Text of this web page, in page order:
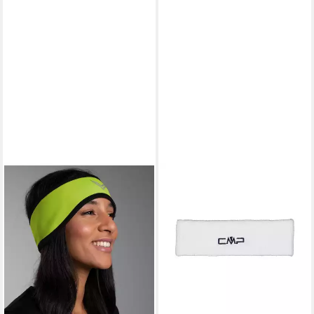
HEADBAND 6535522
lieferbar in 3 Wochen